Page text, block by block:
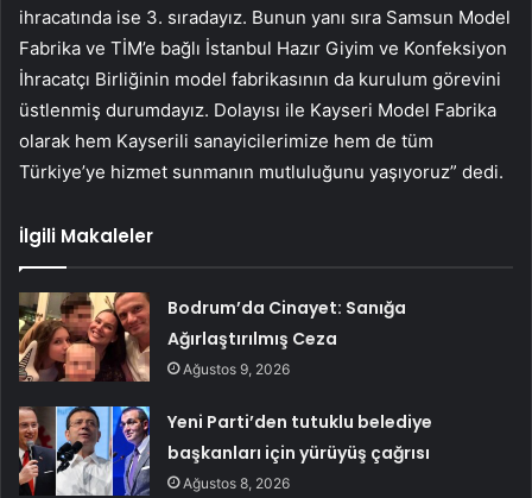
ihracatında ise 3. sıradayız. Bunun yanı sıra Samsun Model
Fabrika ve TİM’e bağlı İstanbul Hazır Giyim ve Konfeksiyon
İhracatçı Birliğinin model fabrikasının da kurulum görevini
üstlenmiş durumdayız. Dolayısı ile Kayseri Model Fabrika
olarak hem Kayserili sanayicilerimize hem de tüm
Türkiye’ye hizmet sunmanın mutluluğunu yaşıyoruz” dedi.
İlgili Makaleler
Bodrum’da Cinayet: Sanığa
Ağırlaştırılmış Ceza
Ağustos 9, 2026
Yeni Parti’den tutuklu belediye
başkanları için yürüyüş çağrısı
Ağustos 8, 2026